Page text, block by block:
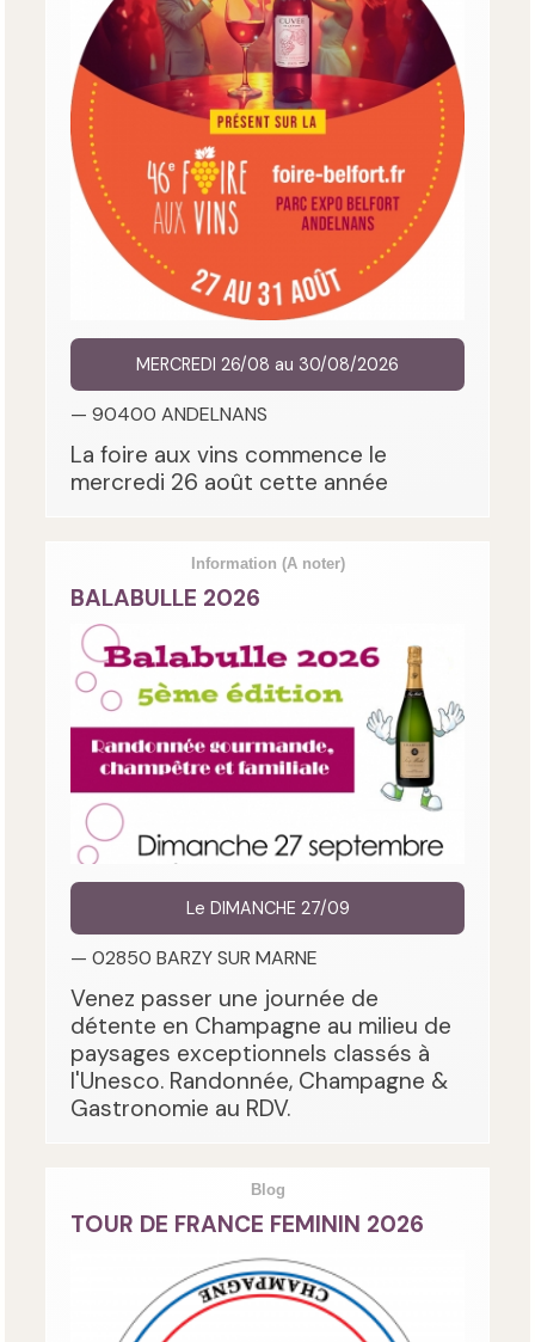
MERCREDI 26/08 au 30/08/2026
— 90400 ANDELNANS
La foire aux vins commence le
mercredi 26 août cette année
Information (A noter)
BALABULLE 2026
Le DIMANCHE 27/09
— 02850 BARZY SUR MARNE
Venez passer une journée de
détente en Champagne au milieu de
paysages exceptionnels classés à
l'Unesco. Randonnée, Champagne &
Gastronomie au RDV.
Blog
TOUR DE FRANCE FEMININ 2026